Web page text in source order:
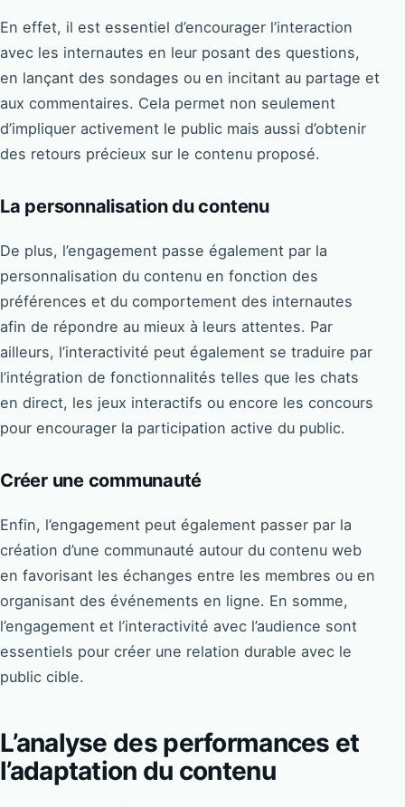
En effet, il est essentiel d’encourager l’interaction
avec les internautes en leur posant des questions,
en lançant des sondages ou en incitant au partage et
aux commentaires. Cela permet non seulement
d’impliquer activement le public mais aussi d’obtenir
des retours précieux sur le contenu proposé.
La personnalisation du contenu
De plus, l’engagement passe également par la
personnalisation du contenu en fonction des
préférences et du comportement des internautes
afin de répondre au mieux à leurs attentes. Par
ailleurs, l’interactivité peut également se traduire par
l’intégration de fonctionnalités telles que les chats
en direct, les jeux interactifs ou encore les concours
pour encourager la participation active du public.
Créer une communauté
Enfin, l’engagement peut également passer par la
création d’une communauté autour du contenu web
en favorisant les échanges entre les membres ou en
organisant des événements en ligne. En somme,
l’engagement et l’interactivité avec l’audience sont
essentiels pour créer une relation durable avec le
public cible.
L’analyse des performances et
l’adaptation du contenu